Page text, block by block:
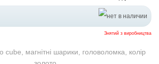
Знятий з виробництва
магнітні шарики, головоломка, колір